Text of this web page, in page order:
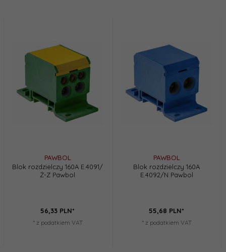
PAWBOL
Blok rozdzielczy 160A E.4091/
Ż-Z Pawbol
56,33 PLN*
* z podatkiem VAT
PAWBOL
Blok rozdzielczy 160A
E.4092/N Pawbol
55,68 PLN*
* z podatkiem VAT